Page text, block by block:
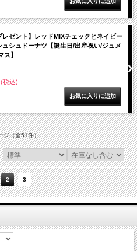
レゼント】レッドMIXチェックとネイビー
ュシュドーナツ【誕生日/出産祝い/ジュメ
ス】
税込)
ジ（全51件）
2 3